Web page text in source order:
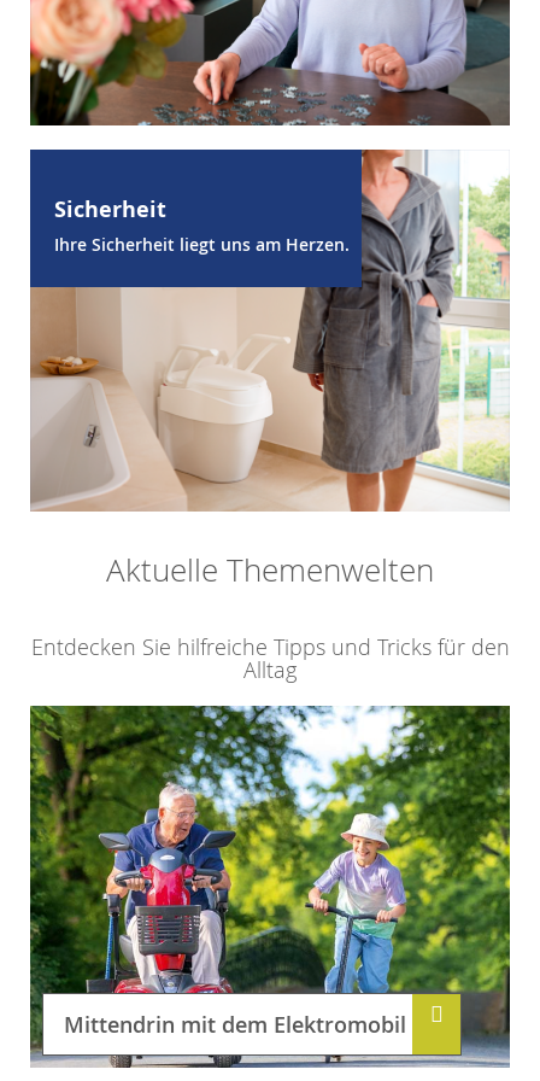
Sicherheit
Ihre Sicherheit liegt uns am Herzen.
Aktuelle Themenwelten
Entdecken Sie hilfreiche Tipps und Tricks für den
Alltag
Mittendrin mit dem Elektromobil